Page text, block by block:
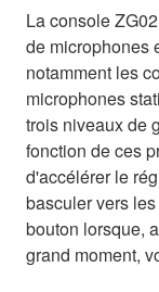
La console
de microphones
notamment les
microphones
trois niveaux de
fonction de ces
d'accélérer le
basculer vers
bouton lorsque,
grand moment,